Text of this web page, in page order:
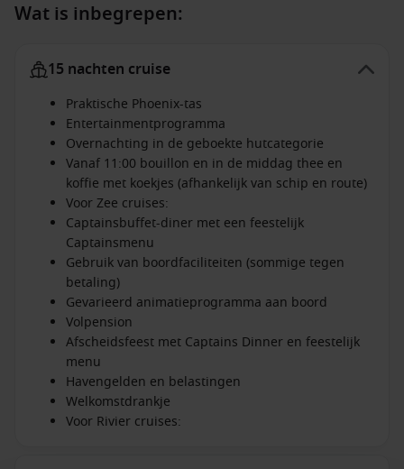
Wat is inbegrepen:
15 nachten cruise
Praktische Phoenix-tas
Entertainmentprogramma
Overnachting in de geboekte hutcategorie
Vanaf 11:00 bouillon en in de middag thee en
koffie met koekjes (afhankelijk van schip en route)
Voor Zee cruises:
Captainsbuffet-diner met een feestelijk
Captainsmenu
Gebruik van boordfaciliteiten (sommige tegen
betaling)
Gevarieerd animatieprogramma aan boord
Volpension
Afscheidsfeest met Captains Dinner en feestelijk
menu
Havengelden en belastingen
Welkomstdrankje
Voor Rivier cruises: